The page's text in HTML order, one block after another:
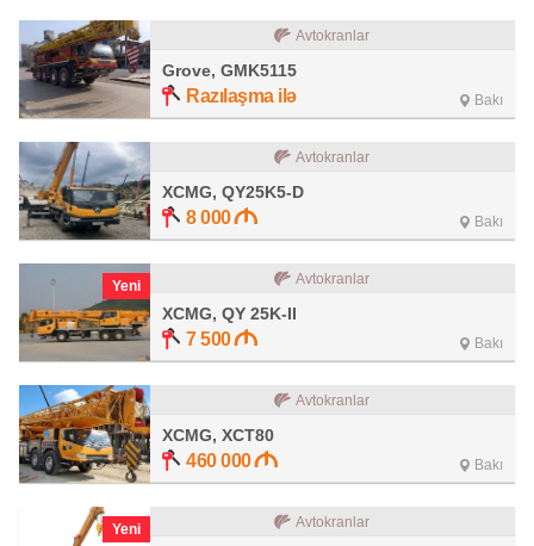
Avtokranlar
Grove, GMK5115
Razılaşma ilə Bakı
Avtokranlar
XCMG, QY25K5-D
8 000 Bakı
Yeni Avtokranlar
XCMG, QY 25K-II
7 500 Bakı
Avtokranlar
XCMG, XCT80
460 000 Bakı
Yeni Avtokranlar